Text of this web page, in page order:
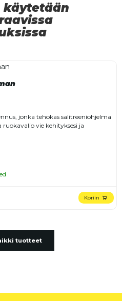
käytetään
jonka tehokas salitreeniohjelma
vie kehityksesi ja
Koriin
tuotteet